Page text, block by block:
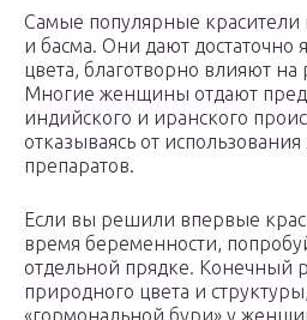
Самые популярные красители
и басма. Они дают достаточно
цвета, благотворно влияют на
Многие женщины отдают
индийского и иранского
отказываясь от
препаратов.
Если вы решили впервые
время беременности,
отдельной прядке. Конечный
природного цвета и
«гормональной бури» у